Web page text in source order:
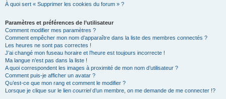
À quoi sert « Supprimer les cookies du forum » ?
Paramètres et préférences de l’utilisateur
Comment modifier mes paramètres ?
Comment empêcher mon nom d’apparaître dans la liste des membres connectés ?
Les heures ne sont pas correctes !
J’ai changé mon fuseau horaire et l’heure est toujours incorrecte !
Ma langue n’est pas dans la liste !
A quoi correspondent les images à proximité de mon nom d’utilisateur ?
Comment puis-je afficher un avatar ?
Qu’est-ce que mon rang et comment le modifier ?
Lorsque je clique sur le lien courrield’un membre, on me demande de me connecter !?